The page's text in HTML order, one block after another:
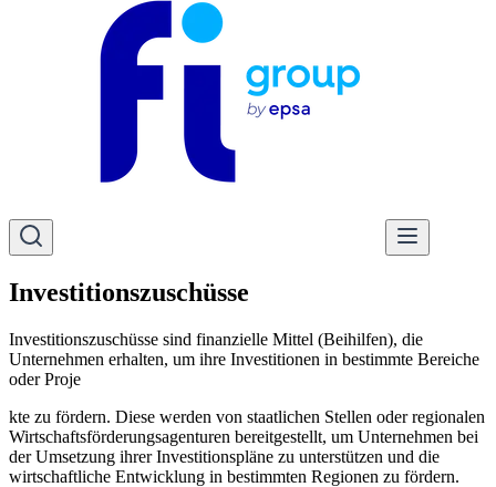
Investitionszuschüsse​
Investitionszuschüsse sind finanzielle Mittel (Beihilfen), die
Unternehmen erhalten, um ihre Investitionen in bestimmte Bereiche
oder Proje
kte zu fördern. Diese werden von staatlichen Stellen oder regionalen
Wirtschaftsförderungsagenturen bereitgestellt, um Unternehmen bei
der Umsetzung ihrer Investitionspläne zu unterstützen und die
wirtschaftliche Entwicklung in bestimmten Regionen zu fördern.